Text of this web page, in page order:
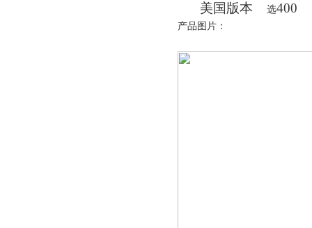
美国版本 选400
产品图片：